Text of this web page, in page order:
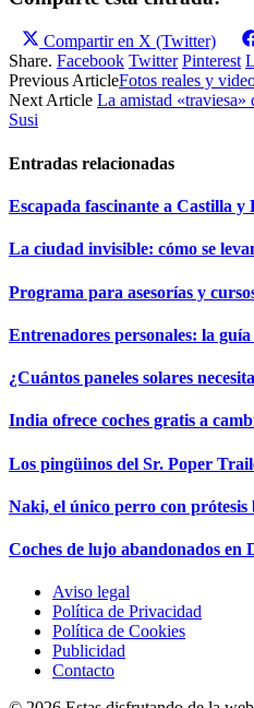
Compartir en X (Twitter)
Share. Facebook Twitter Pinterest
Previous ArticleFotos reales y
Next Article La amistad «traviesa»
Susi
Entradas relacionadas
Escapada fascinante a Castilla
La ciudad invisible: cómo se
Programa para asesorías y
Entrenadores personales: la
¿Cuántos paneles solares
India ofrece coches gratis a
Los pingüinos del Sr. Poper
Naki, el único perro con prótesis
Coches de lujo abandonados en
Aviso legal
Política de Privacidad
Política de Cookies
Publicidad
Contacto